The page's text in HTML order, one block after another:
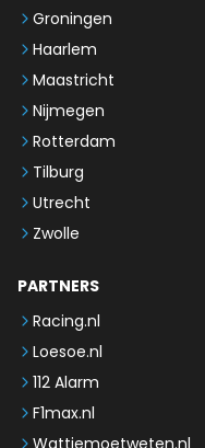
Groningen
Haarlem
Maastricht
Nijmegen
Rotterdam
Tilburg
Utrecht
Zwolle
PARTNERS
Racing.nl
Loesoe.nl
112 Alarm
F1max.nl
Wattjemoetweten.nl